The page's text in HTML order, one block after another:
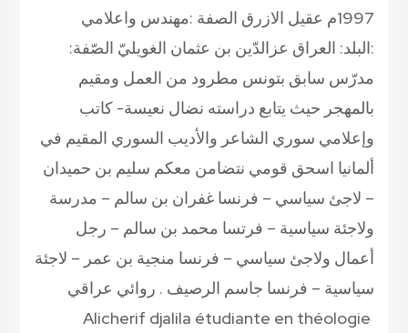
1997م عقيل الازرق الصفة :مهندس واعلامي
:البلد: العراق عزالدّين بن عثمان الغويليّ الصّفة:
مدرّس سابق بتونس مطرود من العمل ومقيم
بالمهجر حيث يتابع دراسته نضال نعيسة- كاتب
وإعلامي سوري الشاعر والأديب السوري المقيم في
ألمانيا اسحق قومي نتضامن معكم سليم بن حميدان
– لاجئ سياسي – فرنسا غفران بن سالم – مدرسة
ولاجئة سياسية – فرتسا محمد بن سالم – رجل
أعمال ولاجئ سياسي – فرنسا منجية بن عمر – لاجئة
سياسية – فرنسا جاسم الرصيف . روائي عراقي
Alicherif djalila étudiante en théologie